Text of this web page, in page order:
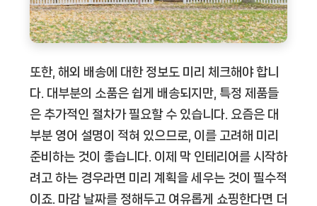
또한, 해외 배송에 대한 정보도 미리 체크해야 합니
다. 대부분의 소품은 쉽게 배송되지만, 특정 제품들
은 추가적인 절차가 필요할 수 있습니다. 요즘은 대
부분 영어 설명이 적혀 있으므로, 이를 고려해 미리
준비하는 것이 좋습니다. 이제 막 인테리어를 시작하
려고 하는 경우라면 미리 계획을 세우는 것이 필수적
이죠. 마감 날짜를 정해두고 여유롭게 쇼핑한다면 더